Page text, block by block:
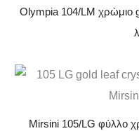
Olympia 104/LM χρώμιο
Mirsini 105/LG φύλλο